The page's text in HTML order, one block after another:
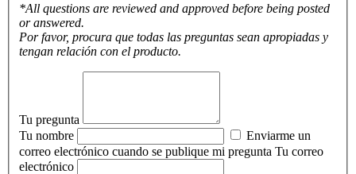
*All questions are reviewed and approved before being posted
or answered.
Por favor, procura que todas las preguntas sean apropiadas y
tengan relación con el producto.
Tu pregunta
Tu nombre
Enviarme un
correo electrónico cuando se publique mi pregunta Tu correo
electrónico